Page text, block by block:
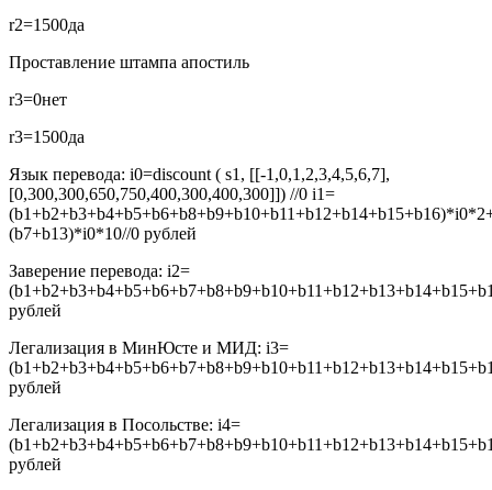
r2=1500да
Проставление штампа апостиль
r3=0нет
r3=1500да
Язык перевода: i0=discount ( s1, [[-1,0,1,2,3,4,5,6,7],
[0,300,300,650,750,400,300,400,300]]) //0 i1=
(b7+b13)*i0*10//0 рублей
Заверение перевода: i2=
рублей
Легализация в МинЮсте и МИД: i3=
рублей
Легализация в Посольстве: i4=
рублей